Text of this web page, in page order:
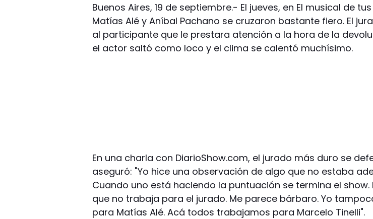
Buenos Aires, 19 de septiembre.- El jueves, en El musical de
Matías Alé y Aníbal Pachano se cruzaron bastante fiero. El
al participante que le prestara atención a la hora de la
el actor saltó como loco y el clima se calentó muchísimo.
En una charla con DiarioShow.com, el jurado más duro se
aseguró: "Yo hice una observación de algo que no estaba
Cuando uno está haciendo la puntuación se termina el show.
que no trabaja para el jurado. Me parece bárbaro. Yo
para Matías Alé. Acá todos trabajamos para Marcelo Tinelli".